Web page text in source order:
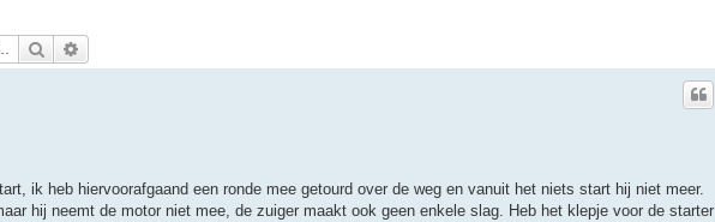
Zoek
ik heb hiervoorafgaand een ronde mee getourd over de weg en vanuit het niets start hij niet meer.
hij neemt de motor niet mee, de zuiger maakt ook geen enkele slag. Heb het klepje voor de starter